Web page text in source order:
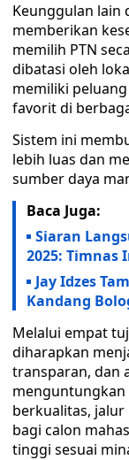
Keunggulan lain
memberikan
memilih PTN
dibatasi oleh
memiliki
favorit di
Sistem ini
lebih luas dan
sumber daya
Baca Juga:
Siaran
2025: Timnas
Jay Idzes
Kandang
Melalui empat
diharapkan
transparan, dan
menguntungkan
berkualitas,
bagi calon
tinggi sesuai